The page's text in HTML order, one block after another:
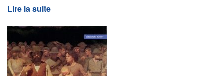
Lire la suite